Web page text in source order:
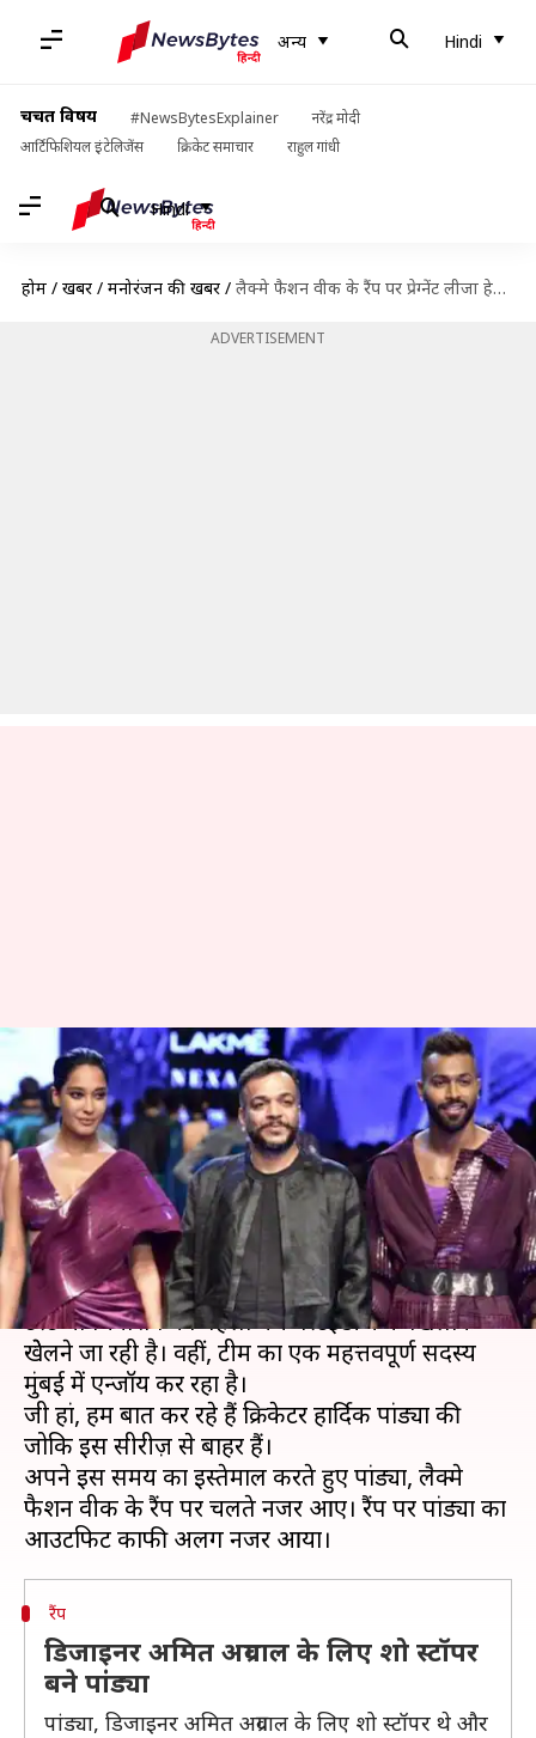
अन्य Hindi
चर्चित विषय #NewsBytesExplainer
नरेंद्र मोदी
आर्टिफिशियल इंटेलिजेंस
क्रिकेट समाचार राहुल गांधी
Hindi
होम / खबरें / मनोरंजन की खबरें / लैक्मे फैशन वीक के रैंप पर प्रेग्नेंट लीजा हेडेन के साथ उतरे हार्दिक पांड्या, देखें तस्वीरें
ADVERTISEMENT
लैक्मे फैशन वीक के रैंप पर प्रेग्नेंट
लीजा हेडेन के साथ उतरे हार्दिक
पांड्या, देखें तस्वीरें
लेखन स्वाति पाण्डेय Aug 22, 2019 03:44 pm
क्या है खबर?
जहां एक ओर भारतीय टीम गुरुवार से टेस्ट सीरीज़ वर्ल्ड
टेस्ट चैंपियनशिप का पहला मैच वेस्टइंडीज के खिलाफ
खेेलने जा रही है। वहीं, टीम का एक महत्तवपूर्ण सदस्य
मुंबई में एन्जॉय कर रहा है।
जी हां, हम बात कर रहे हैं क्रिकेटर हार्दिक पांड्या की
जोकि इस सीरीज़ से बाहर हैं।
अपने इस समय का इस्तेमाल करते हुए पांड्या, लैक्मे
फैशन वीक के रैंप पर चलते नजर आए। रैंप पर पांड्या का
रैंप
डिजाइनर अमित अग्रवाल के लिए शो स्टॉपर
बने पांड्या
पांड्या, डिजाइनर अमित अग्रवाल के लिए शो स्टॉपर थे और